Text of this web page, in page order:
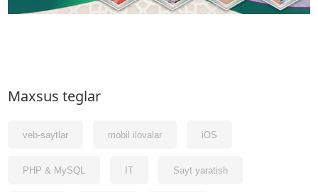
Maxsus teglar
veb-saytlar mobil ilovalar iOS
PHP & MySQL IT Sayt yaratish